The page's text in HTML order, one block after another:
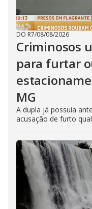
DO R7/08/08/2026
Criminosos
para furtar
MG
A dupla já possuía
acusação de furto